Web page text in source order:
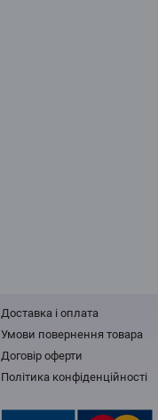
Доставка і оплата
Умови повернення товарa
Договір оферти
Політика конфіденційності